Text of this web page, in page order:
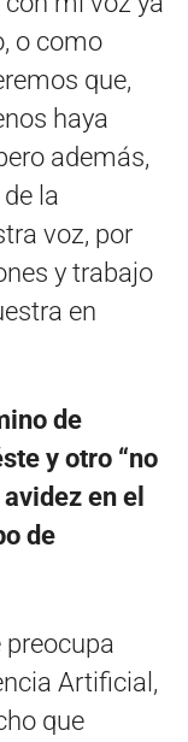
o como
que,
haya
además,
la
voz, por
y trabajo
en
de
y otro “no
en el
de
preocupa
Artificial,
que